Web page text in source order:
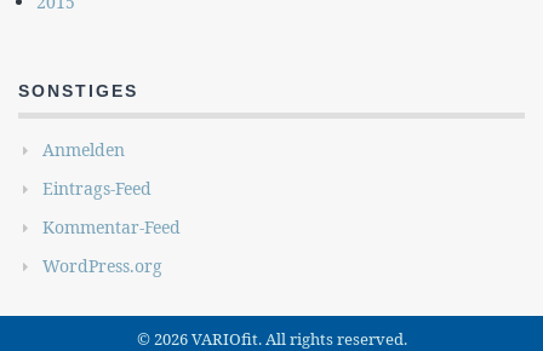
SONSTIGES
Anmelden
Eintrags-Feed
Kommentar-Feed
WordPress.org
© 2026 VARIOfit. All rights reserved.